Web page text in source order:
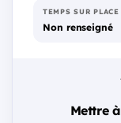
TEMPS SUR PLACE
Non renseigné
Mettre